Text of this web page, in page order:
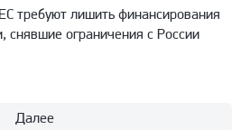
требуют лишить финансирования
снявшие ограничения с России
Далее